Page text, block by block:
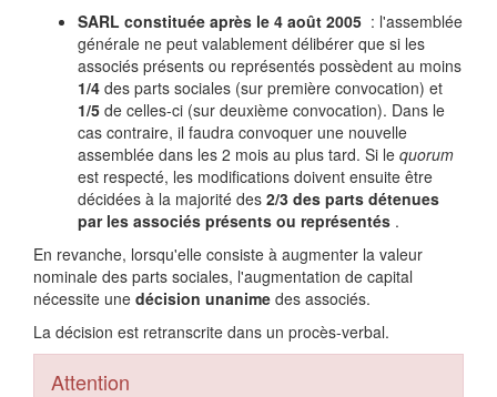
SARL constituée après le 4 août 2005 : l'assemblée
générale ne peut valablement délibérer que si les
associés présents ou représentés possèdent au moins
1/4 des parts sociales (sur première convocation) et
1/5 de celles-ci (sur deuxième convocation). Dans le
cas contraire, il faudra convoquer une nouvelle
assemblée dans les 2 mois au plus tard. Si le quorum
est respecté, les modifications doivent ensuite être
décidées à la majorité des 2/3 des parts détenues
par les associés présents ou représentés .
En revanche, lorsqu'elle consiste à augmenter la valeur
nominale des parts sociales, l'augmentation de capital
nécessite une décision unanime des associés.
La décision est retranscrite dans un procès-verbal.
Attention